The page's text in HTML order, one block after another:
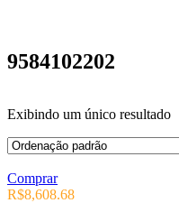
9584102202
Exibindo um único resultado
Comprar
R$8,608.68